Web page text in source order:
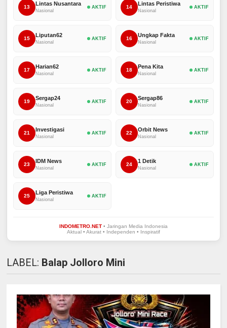
13
Lintas Nusantara
Nasional
AKTIF 14
Lintas Peristiwa
Nasional
AKTIF
15
Liputan62
Nasional
AKTIF 16
Ungkap Fakta
Nasional
AKTIF
17
Harian62
Nasional
AKTIF 18
Pena Kita
Nasional
AKTIF
19
Sergap24
Nasional
AKTIF 20
Sergap86
Nasional
AKTIF
21
Investigasi
Nasional
AKTIF 22
Orbit News
Nasional
AKTIF
23
IDM News
Nasional
AKTIF 24
1 Detik
Nasional
AKTIF
25
Liga Peristiwa
Nasional
AKTIF
INDOMETRO.NET• Jaringan Media Indonesia
Aktual • Akurat • Independen • Inspiratif
LABEL: Balap Jolloro Mini